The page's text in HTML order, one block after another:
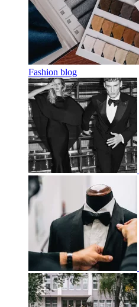
Fashion blog